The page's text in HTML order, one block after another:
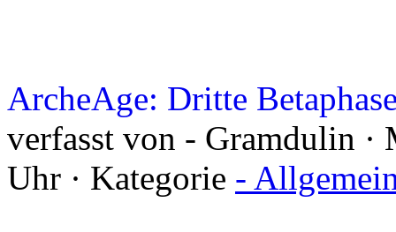
ArcheAge: Dritte
verfasst von - Gramdulin ·
Uhr · Kategorie -